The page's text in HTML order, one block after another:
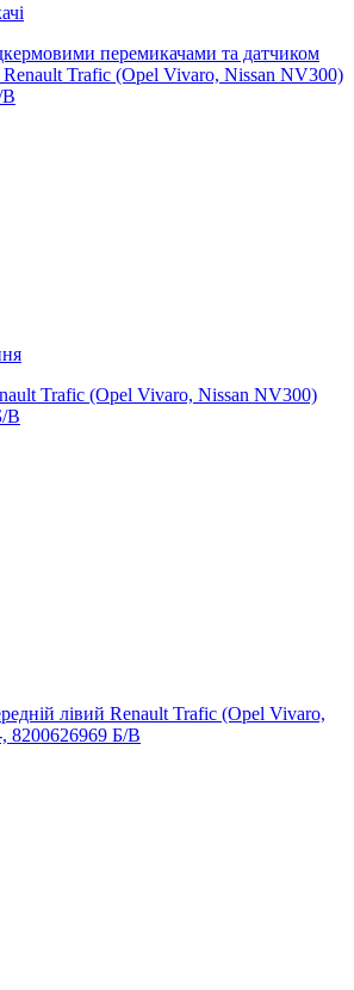
перемикачами та датчиком
Renault Trafic (Opel Vivaro, Nissan NV300)
В
Trafic (Opel Vivaro, Nissan NV300)
В
лівий Renault Trafic (Opel Vivaro,
8200626969 Б/В